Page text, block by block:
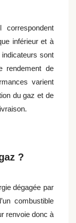
inférieur et à
sont
rendement de
varient
du gaz et de
?
dégagée par
combustible
renvoie donc à